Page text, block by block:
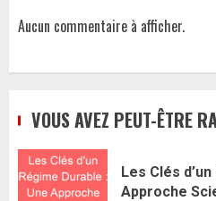
Aucun commentaire à afficher.
VOUS AVEZ PEUT-ÊTRE
Les Clés
Approche